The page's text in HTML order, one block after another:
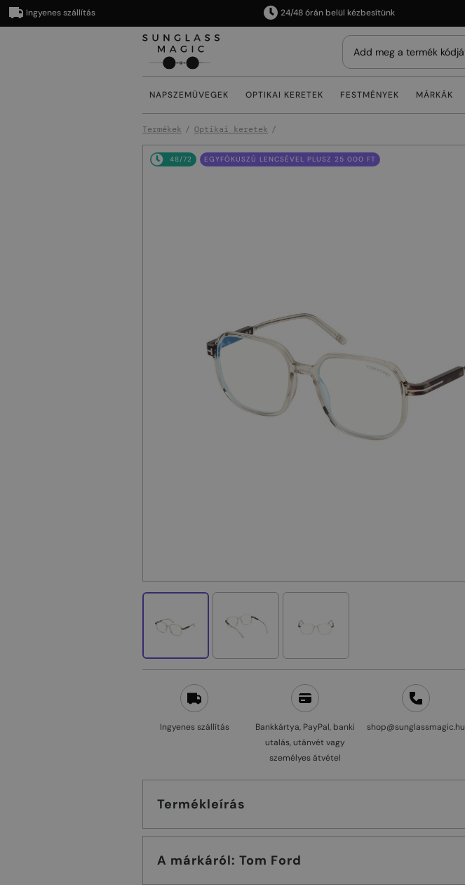
Ingyenes szállítás 24/48 órán belül kézbesítünk
NAPSZEMÜVEGEK OPTIKAI KERETEK FESTMÉNYEK MÁRKÁK
Termékek Optikai keretek
48/72 EGYFÓKUSZÚ LENCSÉVEL PLUSZ 25 000 FT
Ingyenes szállítás
Bankkártya, PayPal, banki
utalás, utánvét vagy
személyes átvétel
shop@sunglassmagic.hu
Termékleírás
A márkáról: Tom Ford